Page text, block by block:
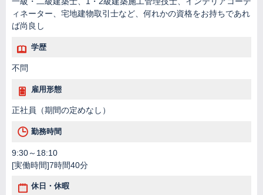
ィネーター、宅地建物取引士など、何れかの資格をお持ちであれ
ば尚良し
学歴
不問
雇用形態
正社員（期間の定めなし）
勤務時間
9:30～18:10
[実働時間]7時間40分
休日・休暇